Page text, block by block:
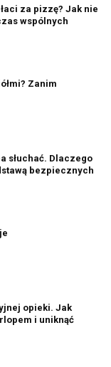
za pizzę? Jak nie
wspólnych
Zanim
słuchać. Dlaczego
bezpiecznych
opieki. Jak
i uniknąć